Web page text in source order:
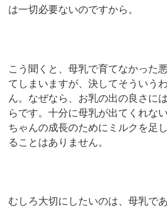
は一切必要ないのですから。
こう聞くと、母乳で育てなかった
てしまいますが、決してそういう
ん。なぜなら、お乳の出の良さに
らです。十分に母乳が出てくれな
ちゃんの成長のためにミルクを足
ることはありません。
むしろ大切にしたいのは、母乳で